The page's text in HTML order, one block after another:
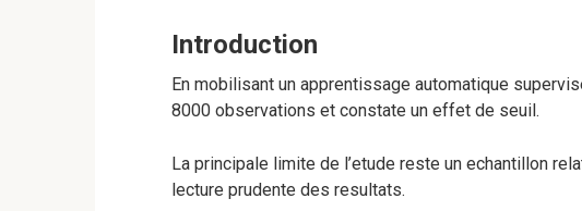
Introduction
En mobilisant un apprentissage automatique
8000 observations et constate un effet de seuil.
La principale limite de l’etude reste un echantillon
lecture prudente des resultats.